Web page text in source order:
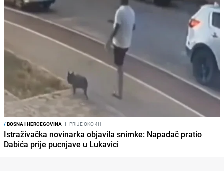
/BOSNA I HERCEGOVINA I PRIJE OKO 4H
Istraživačka novinarka objavila snimke: Napadač pratio
Dabića prije pucnjave u Lukavici